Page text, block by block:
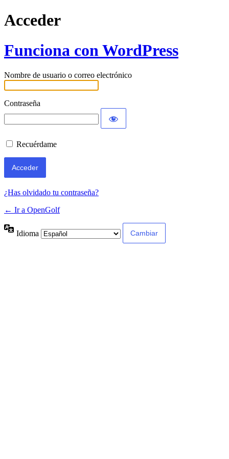
Acceder
Funciona con WordPress
Nombre de usuario o correo electrónico
Contraseña
Recuérdame
¿Has olvidado tu contraseña?
← Ir a OpenGolf
Idioma